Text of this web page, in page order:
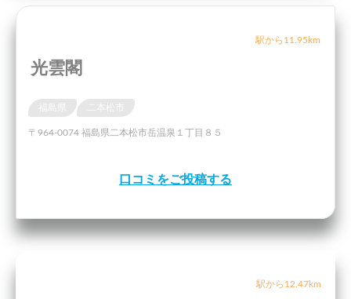
駅から11.95km
光雲閣
〒964-0074 福島県二本松市岳温泉１丁目８５
口コミをご投稿する
駅から12.47km